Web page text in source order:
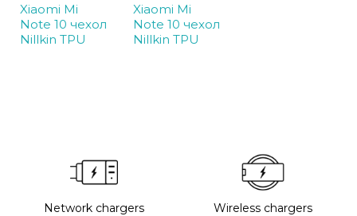
Xiaomi Mi
Note 10 чехол
Nillkin TPU
Xiaomi Mi
Note 10 чехол
Nillkin TPU
Network chargers Wireless chargers